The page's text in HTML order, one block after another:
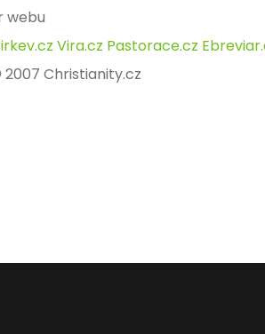
webu
Vira.cz Pastorace.cz
Christianity.cz